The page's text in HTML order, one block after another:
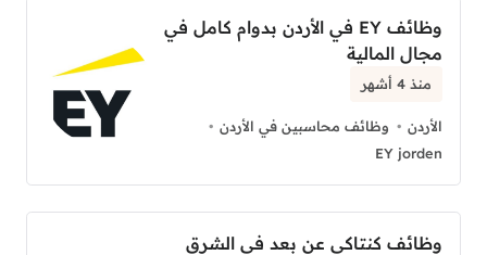
وظائف EY في الأردن بدوام كامل في
مجال المالية
منذ 4 أشهر
الأردن
وظائف محاسبين في الأردن
EY jorden
وظائف كنتاكي عن بعد في الشرق